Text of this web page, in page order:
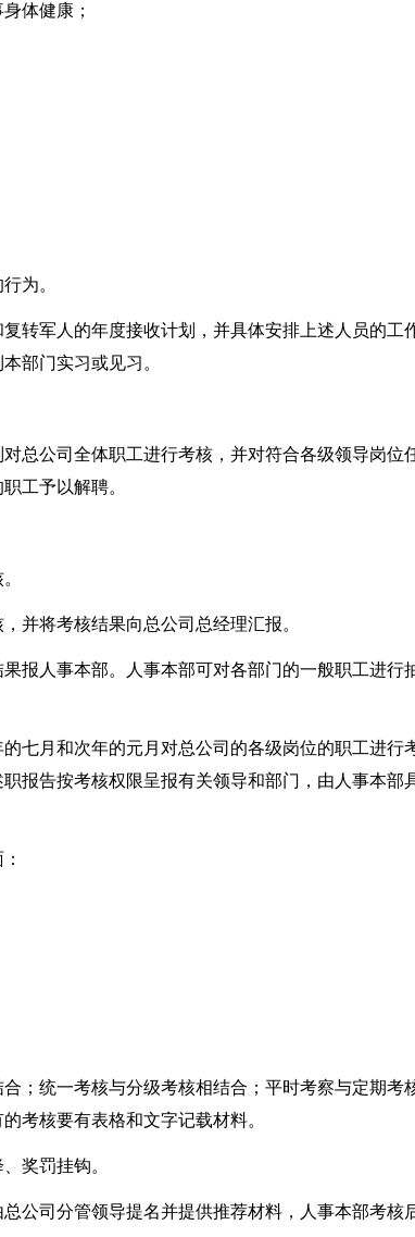
体健康；
为。
转军人的年度接收计划，并具体安排上述人员的工
部门实习或见习。
总公司全体职工进行考核，并对符合各级领导岗位
工予以解聘。
并将考核结果向总公司总经理汇报。
报人事本部。人事本部可对各部门的一般职工进行
七月和次年的元月对总公司的各级岗位的职工进行
报告按考核权限呈报有关领导和部门，由人事本部
；统一考核与分级考核相结合；平时考察与定期考
考核要有表格和文字记载材料。
奖罚挂钩。
公司分管领导提名并提供推荐材料，人事本部考核